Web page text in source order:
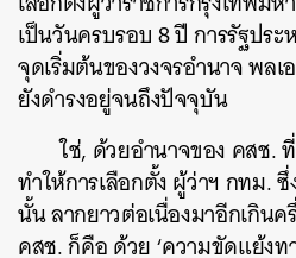
เป็นวันครบรอบ 8 ปี การรัฐปร
จุดเริ่มต้นของวงจรอำนาจ พลเ
ยังดำรงอยู่จนถึงปัจจุบัน
ใช่, ด้วยอำนาจของ คสช.
ทำให้การเลือกตั้ง ผู้ว่าฯ กทม.
นั้น ลากยาวต่อเนื่องมาอีกเกิน
คสช. ก็คือ ด้วย ‘ความขัดแย้งท